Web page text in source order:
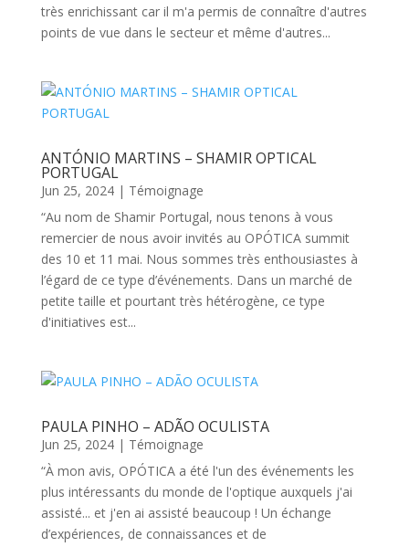
très enrichissant car il m'a permis de connaître d'autres
points de vue dans le secteur et même d'autres...
ANTÓNIO MARTINS – SHAMIR OPTICAL
PORTUGAL
Jun 25, 2024| Témoignage
“Au nom de Shamir Portugal, nous tenons à vous
remercier de nous avoir invités au OPÓTICA summit
des 10 et 11 mai. Nous sommes très enthousiastes à
l’égard de ce type d’événements. Dans un marché de
petite taille et pourtant très hétérogène, ce type
d'initiatives est...
PAULA PINHO – ADÃO OCULISTA
Jun 25, 2024| Témoignage
“À mon avis, OPÓTICA a été l'un des événements les
plus intéressants du monde de l'optique auxquels j'ai
assisté... et j'en ai assisté beaucoup ! Un échange
d’expériences, de connaissances et de